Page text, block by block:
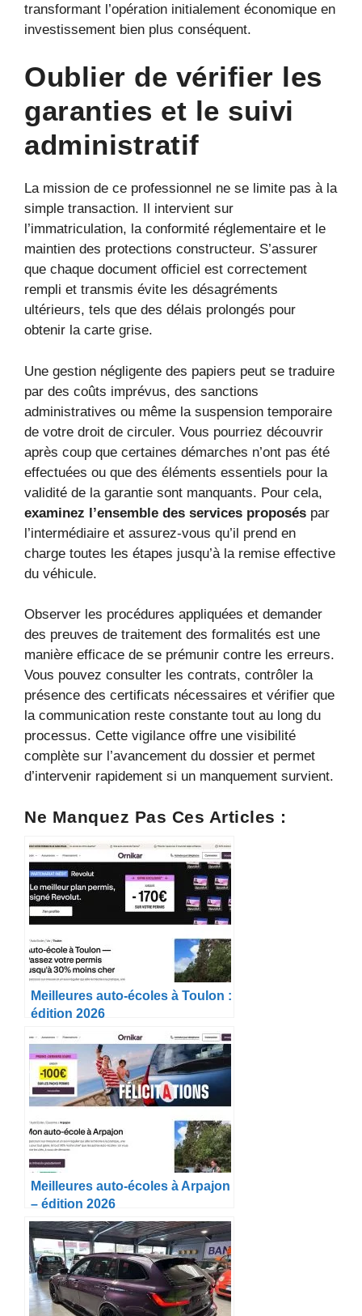
transformant l’opération initialement économique en
investissement bien plus conséquent.
Oublier de vérifier les
garanties et le suivi
administratif
La mission de ce professionnel ne se limite pas à la
simple transaction. Il intervient sur
l’immatriculation, la conformité réglementaire et le
maintien des protections constructeur. S’assurer
que chaque document officiel est correctement
rempli et transmis évite les désagréments
ultérieurs, tels que des délais prolongés pour
obtenir la carte grise.
Une gestion négligente des papiers peut se traduire
par des coûts imprévus, des sanctions
administratives ou même la suspension temporaire
de votre droit de circuler. Vous pourriez découvrir
après coup que certaines démarches n’ont pas été
effectuées ou que des éléments essentiels pour la
validité de la garantie sont manquants. Pour cela,
examinez l’ensemble des services proposés par
l’intermédiaire et assurez-vous qu’il prend en
charge toutes les étapes jusqu’à la remise effective
du véhicule.
Observer les procédures appliquées et demander
des preuves de traitement des formalités est une
manière efficace de se prémunir contre les erreurs.
Vous pouvez consulter les contrats, contrôler la
présence des certificats nécessaires et vérifier que
la communication reste constante tout au long du
processus. Cette vigilance offre une visibilité
complète sur l’avancement du dossier et permet
d’intervenir rapidement si un manquement survient.
Ne Manquez Pas Ces Articles :
Meilleures auto-écoles à Toulon :
édition 2026
Meilleures auto-écoles à Arpajon
– édition 2026